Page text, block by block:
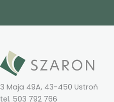
3 Maja 49A, 43-450 Ustroń
tel. 503 792 766